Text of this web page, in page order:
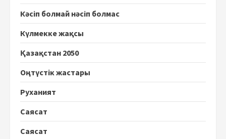
Кәсіп болмай нәсіп болмас
Күлмекке жақсы
Қазақстан 2050
Оңтүстік жастары
Руханият
Саясат
Саясат